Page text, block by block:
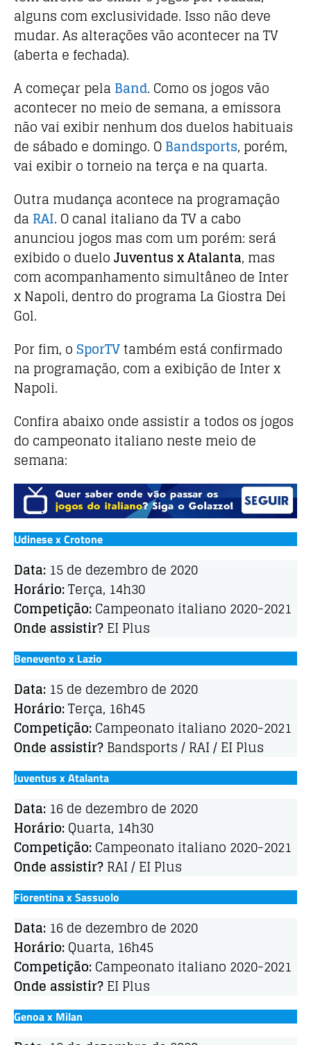
alguns com exclusividade. Isso não deve
mudar. As alterações vão acontecer na TV
(aberta e fechada).
A começar pela Band. Como os jogos vão
acontecer no meio de semana, a emissora
não vai exibir nenhum dos duelos habituais
de sábado e domingo. OBandsports, porém,
vai exibir o torneio na terça e na quarta.
Outra mudança acontece na programação
da RAI. O canal italiano da TV a cabo
anunciou jogos mas com um porém: será
exibido o dueloJuventus x Atalanta, mas
com acompanhamento simultâneo de Inter
x Napoli, dentro do programa La Giostra Dei
Gol.
Por fim, oSporTVtambém está confirmado
na programação, com a exibição de Inter x
Napoli.
Confira abaixo onde assistir a todos os jogos
do campeonato italiano neste meio de
semana:
Udinese x Crotone
Data: 15 de dezembro de 2020
Horário:Terça, 14h30
Competição:Campeonato italiano 2020-2021
Onde assistir?EI Plus
Benevento x Lazio
Data: 15 de dezembro de 2020
Horário:Terça, 16h45
Competição:Campeonato italiano 2020-2021
Onde assistir?Bandsports / RAI / EI Plus
Juventus x Atalanta
Data: 16 de dezembro de 2020
Horário:Quarta, 14h30
Competição:Campeonato italiano 2020-2021
Onde assistir?RAI / EI Plus
Fiorentina x Sassuolo
Data: 16 de dezembro de 2020
Horário:Quarta, 16h45
Competição:Campeonato italiano 2020-2021
Onde assistir?EI Plus
Genoa x Milan